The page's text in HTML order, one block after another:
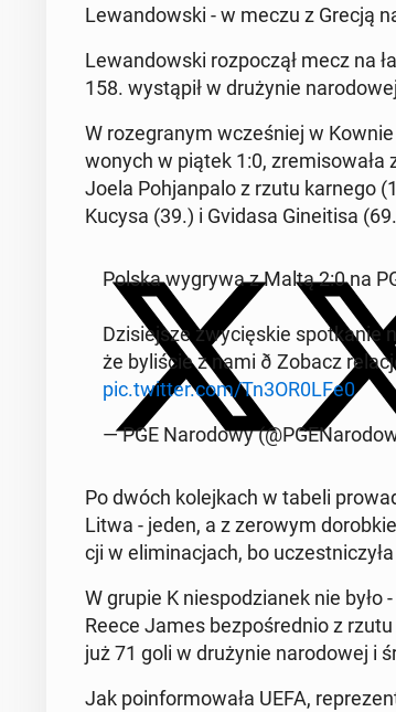
Lewandows­ki - w meczu z Grecją
Lewandows­ki rozpoczął mecz na
158. wys­tąpił w drużynie
W roze­granym wcześniej w
wonych w piątek 1:0, zremisowała
Joela Po­h­jan­pa­lo z rzutu karnego
Kucysa (39.) i Gvidasa Gineiti­sa
Polska wygrywa z Maltą 2:0 na PGE
Dzisiejsze zwycięskie spotkanie
że byliś­cie z nami ð Zobacz
pic.twitter.com/Tn3OR0LFe0
— PGE Nar­o­dowy
Po dwóch kole­jkach w tabeli
Litwa - jeden, a z zerowym
cji w elim­i­nac­jach, bo
W grupie K niespodzianek nie
Reece James bezpośred­nio z
już 71 goli w drużynie nar­o­dowej i
Jak poin­for­mowała UEFA,